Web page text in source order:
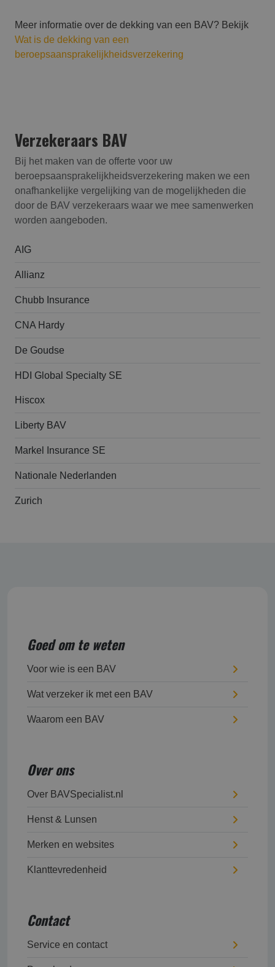
Meer informatie over de dekking van een BAV? Bekijk
Wat is de dekking van een
beroepsaansprakelijkheidsverzekering
Verzekeraars BAV
Bij het maken van de offerte voor uw
beroepsaansprakelijk­heids­verzekering maken we een
onafhankelijke vergelijking van de mogelijkheden die
door de BAV verzekeraars waar we mee samenwerken
worden aangeboden.
AIG
Allianz
Chubb Insurance
CNA Hardy
De Goudse
HDI Global Specialty SE
Hiscox
Liberty BAV
Markel Insurance SE
Nationale Nederlanden
Zurich
Goed om te weten
Voor wie is een BAV
Wat verzeker ik met een BAV
Waarom een BAV
Over ons
Over BAVSpecialist.nl
Henst & Lunsen
Merken en websites
Klanttevredenheid
Contact
Service en contact